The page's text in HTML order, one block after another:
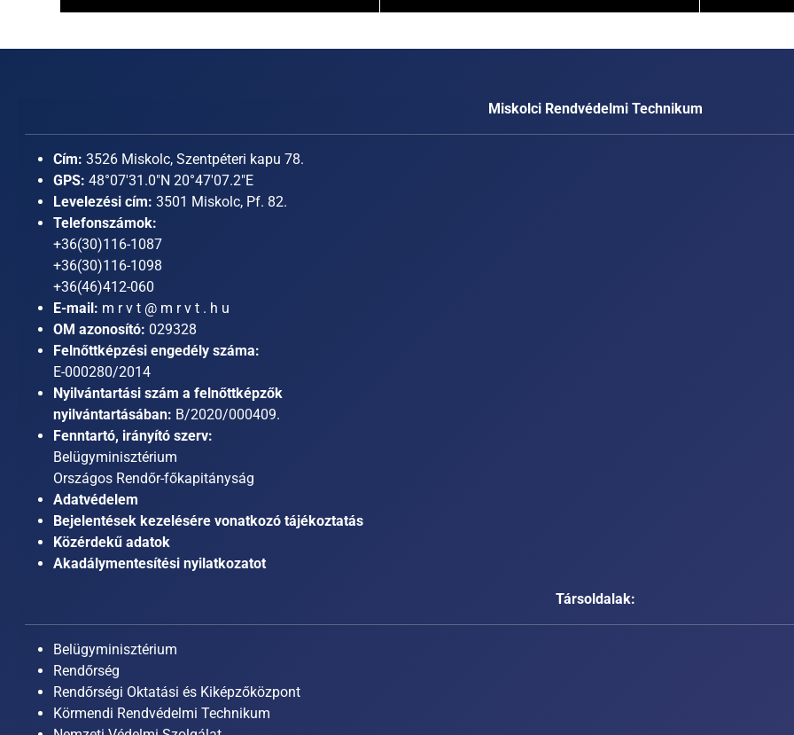
Miskolci Rendvédelmi Technikum
Cím: 3526 Miskolc, Szentpéteri kapu 78.
GPS: 48°07'31.0"N 20°47'07.2"E
Levelezési cím: 3501 Miskolc, Pf. 82.
Telefonszámok:
+36(30)116-1087
+36(30)116-1098
+36(46)412-060
E-mail: m r v t @ m r v t . h u
OM azonosító: 029328
Felnőttképzési engedély száma:
E-000280/2014
Nyilvántartási szám a felnőttképzők
nyilvántartásában: B/2020/000409.
Fenntartó, irányító szerv:
Belügyminisztérium
Országos Rendőr-főkapitányság
Adatvédelem
Bejelentések kezelésére vonatkozó tájékoztatás
Közérdekű adatok
Akadálymentesítési nyilatkozatot
Társoldalak:
Belügyminisztérium
Rendőrség
Rendőrségi Oktatási és Kiképzőközpont
Körmendi Rendvédelmi Technikum